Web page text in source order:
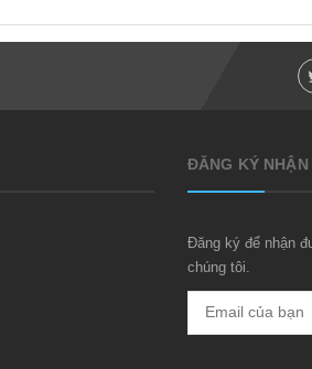
ĐĂNG KÝ NHẬN
Đăng ký để nhận
chúng tôi.